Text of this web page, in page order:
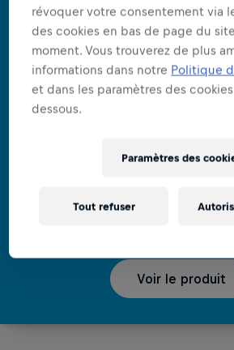
Red Bull
Voir le produit
révoquer votre consentement via
des cookies en bas de page du
moment. Vous trouverez de plus
informations dans notre Politique
et dans les paramètres des
dessous.
Paramètres des
Tout refuser